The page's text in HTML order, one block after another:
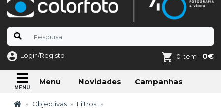
Login/Registo 0 item - 0€
Menu Novidades Campanhas
Objectivas Filtros